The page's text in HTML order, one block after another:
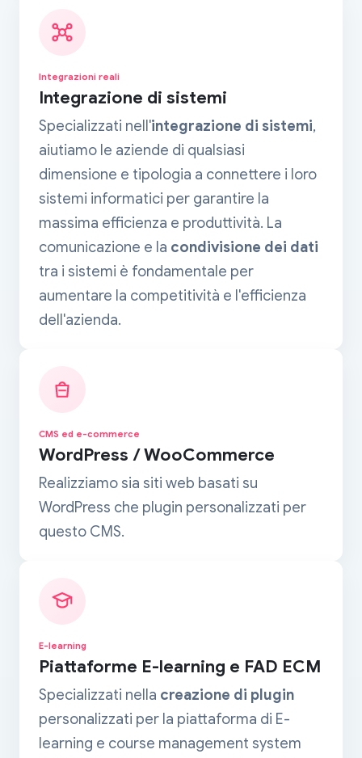
Integrazioni reali
Integrazione di sistemi
Specializzati nell'integrazione di sistemi,
aiutiamo le aziende di qualsiasi
dimensione e tipologia a connettere i loro
sistemi informatici per garantire la
massima efficienza e produttività. La
comunicazione e la condivisione dei dati
tra i sistemi è fondamentale per
aumentare la competitività e l'efficienza
dell'azienda.
CMS ed e-commerce
WordPress / WooCommerce
Realizziamo sia siti web basati su
WordPress che plugin personalizzati per
questo CMS.
E-learning
Piattaforme E-learning e FAD ECM
Specializzati nella creazione di plugin
personalizzati per la piattaforma di E-
learning e course management system